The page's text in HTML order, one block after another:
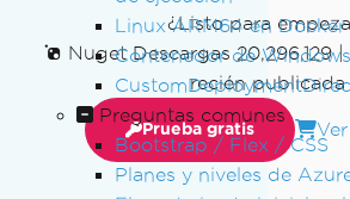
Linux ARM64 en Docker
Contenedor de
Preguntas comunes
Bootstrap / Flex / CSS
Planes y niveles de
¿Listo para
Nuget Descargas 20,296,129|
recién publicada
Prueba gratis